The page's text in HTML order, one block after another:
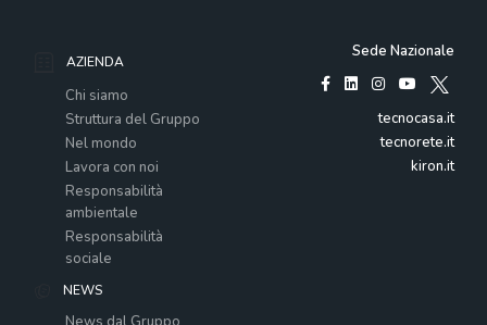
AZIENDA
Chi siamo
Struttura del Gruppo
Nel mondo
Lavora con noi
Responsabilità
ambientale
Responsabilità
sociale
NEWS
Sede Nazionale
tecnocasa.it
tecnorete.it
kiron.it